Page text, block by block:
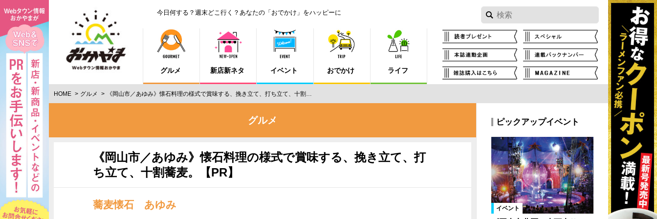
今日何する？週末どこ行く？あなたの「おでかけ」をハッピーに
グルメ 新店新ネタ イベント おでかけ ライフ
HOME グルメ 《岡山市／あゆみ》懐石料理の様式で賞味する、挽き立て、打ち立て、十割…
グルメ
《岡山市／あゆみ》懐石料理の様式で賞味する、挽き立て、打
ち立て、十割蕎麦。【PR】
蕎麦懐石 あゆみ
ピックアップイベント
イベント